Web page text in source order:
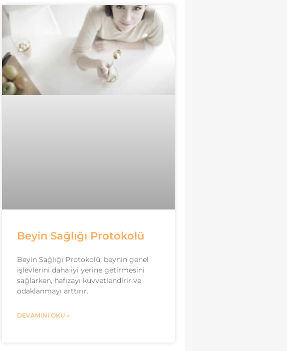
Beyin Sağlığı Protokolü
Beyin Sağlığı Protokolü, beynin genel
işlevlerini daha iyi yerine getirmesini
sağlarken, hafızayı kuvvetlendirir ve
odaklanmayı arttırır.
DEVAMINI OKU »